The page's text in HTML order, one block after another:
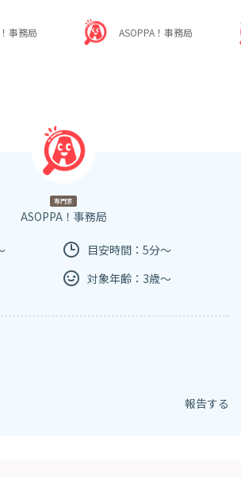
事務局 ASOPPA！事務局
専門家
ASOPPA！事務局
目安時間：5分～
対象年齢：3歳～
報告する